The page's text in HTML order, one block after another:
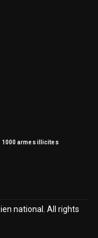
1000 armes illicites
national. All rights